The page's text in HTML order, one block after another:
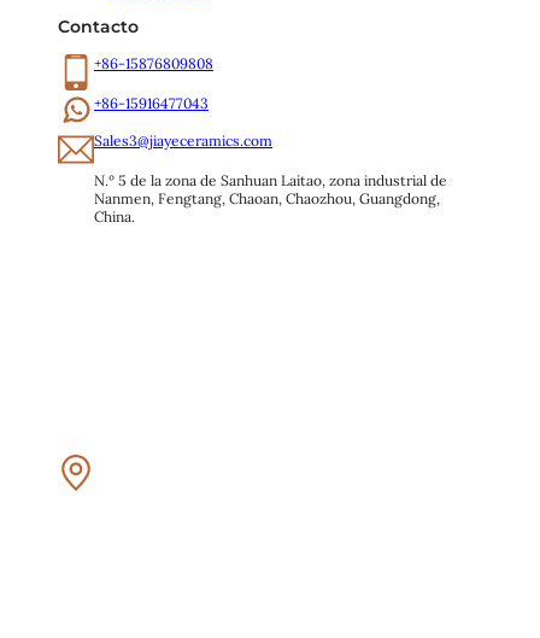
Contacto
+86-15876809808
+86-15916477043
Sales3@jiayeceramics.com
N.º 5 de la zona de Sanhuan Laitao, zona industrial de
Nanmen, Fengtang, Chaoan, Chaozhou, Guangdong,
China.